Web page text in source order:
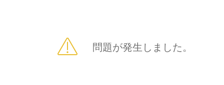
問題が発生しました。